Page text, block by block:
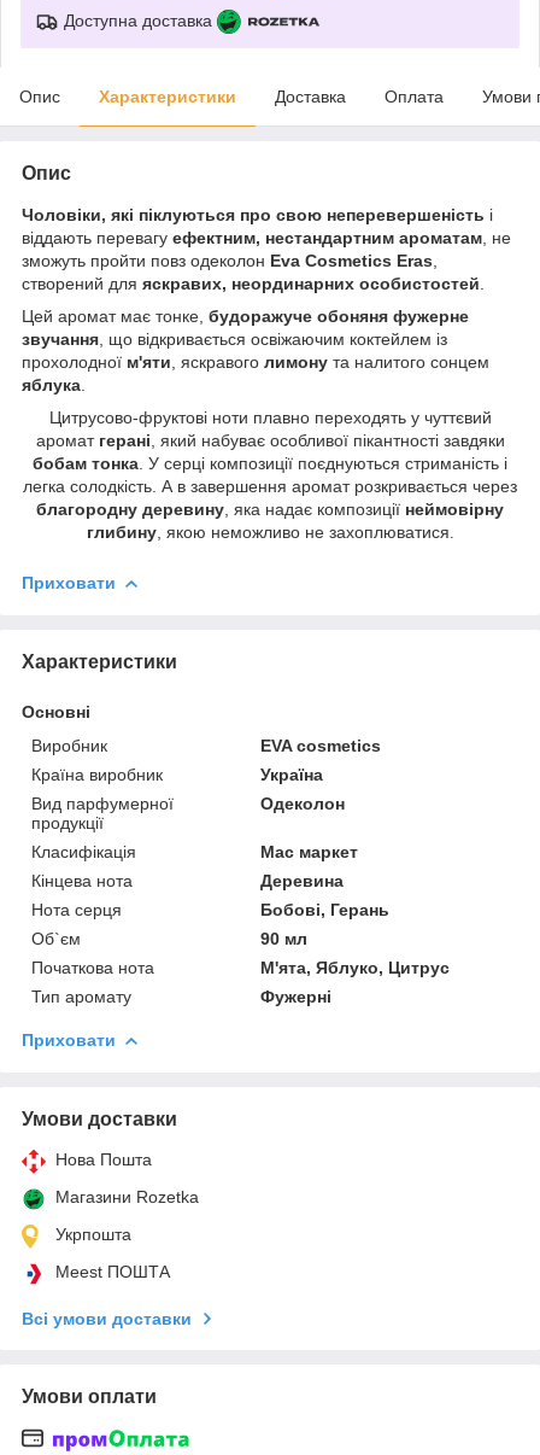
Доступна доставка
Опис Характеристики Доставка Оплата Умови
Опис
Чоловіки, які піклуються про свою неперевершеність і
віддають перевагу ефектним, нестандартним ароматам , не
зможуть пройти повз одеколон Eva Cosmetics Eras
створений для яскравих, неординарних особистостей
Цей аромат має тонке, будоражуче обоняня фужерне
звучання , що відкривається освіжаючим коктейлем із
прохолодної м'яти , яскравого лимону та налитого сонцем
яблука
Цитрусово-фруктові ноти плавно переходять у чуттєвий
аромат герані , який набуває особливої пікантності завдяки
бобам тонка . У серці композиції поєднуються стриманість і
легка солодкість. А в завершення аромат розкривається через
благородну деревину , яка надає композиції неймовірну
глибину, якою неможливо не захоплюватися
Приховати
Характеристики
Основні
Виробник
EVA cosmetics
Країна виробник
Україна
Вид парфумерної
продукції
Одеколон
Класифікація
Мас маркет
Кінцева нота
Деревина
Нота серця
Бобові, Герань
Об`єм
90 мл
Початкова нота
М'ята, Яблуко, Цитрус
Тип аромату
Фужерні
Приховати
Умови доставки
Нова Пошта
Магазини Rozetka
Укрпошта
Meest ПОШТА
Всі умови доставки
Умови оплати